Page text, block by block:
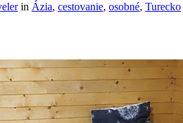
in Ázia, cestovanie, osobné, Turecko